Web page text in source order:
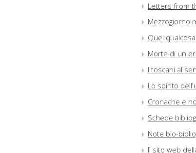
Letters from
Mezzogiorno
Quel
Morte di un
I toscani al
Lo spirito
Cronache e
Schede
Note bio-
Il sito web